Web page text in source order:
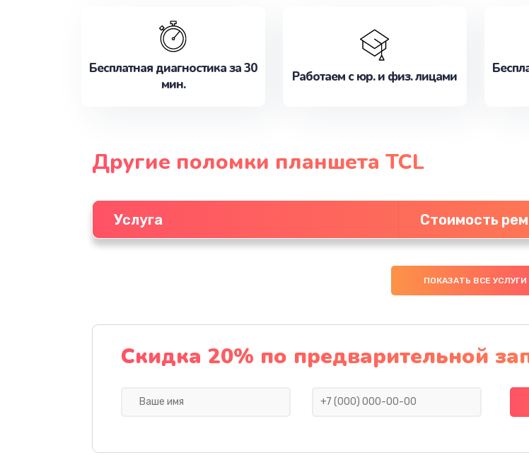
Бесплатная диагностика за 30
мин.
Работаем с юр. и физ. лицами
Другие поломки планшета TCL
Услуга Стоимость
ПОКАЗАТЬ ВСЕ УСЛУГИ
Скидка 20% по предварительной